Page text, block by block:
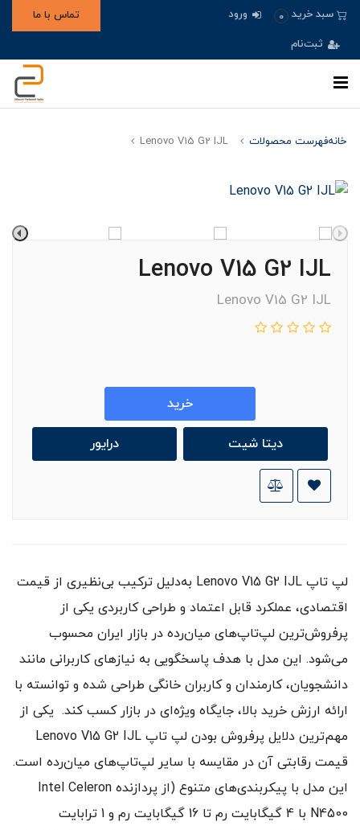
سبد خرید 0 ورود
ثبت‌نام
تماس با ما
خانهفهرست محصولات Lenovo V15 G2 IJL
Lenovo V15 G2 IJL
Lenovo V15 G2 IJL
خرید
دیتا شیت درایور
لپ‌ تاپ Lenovo V15 G2 IJL به‌دلیل ترکیب بی‌نظیری از قیمت
اقتصادی، عملکرد قابل اعتماد و طراحی کاربردی یکی از
پرفروش‌ترین لپ‌تاپ‌های میان‌رده در بازار ایران محسوب
می‌شود. این مدل با هدف پاسخگویی به نیازهای کاربرانی مانند
دانشجویان، کارمندان و کاربران خانگی طراحی شده و توانسته با
ارائه ارزش خرید بالا، جایگاه ویژه‌ای در بازار کسب کند. یکی از
مهم‌ترین دلایل پرفروش بودن لپ‌ تاپ Lenovo V15 G2 IJL
قیمت رقابتی آن در مقایسه با سایر لپ‌تاپ‌های میان‌رده است.
این مدل با پیکربندی‌های متنوع (از پردازنده Intel Celeron
N4500 با 4 گیگابایت رم تا 16 گیگابایت رم و 1 ترابایت